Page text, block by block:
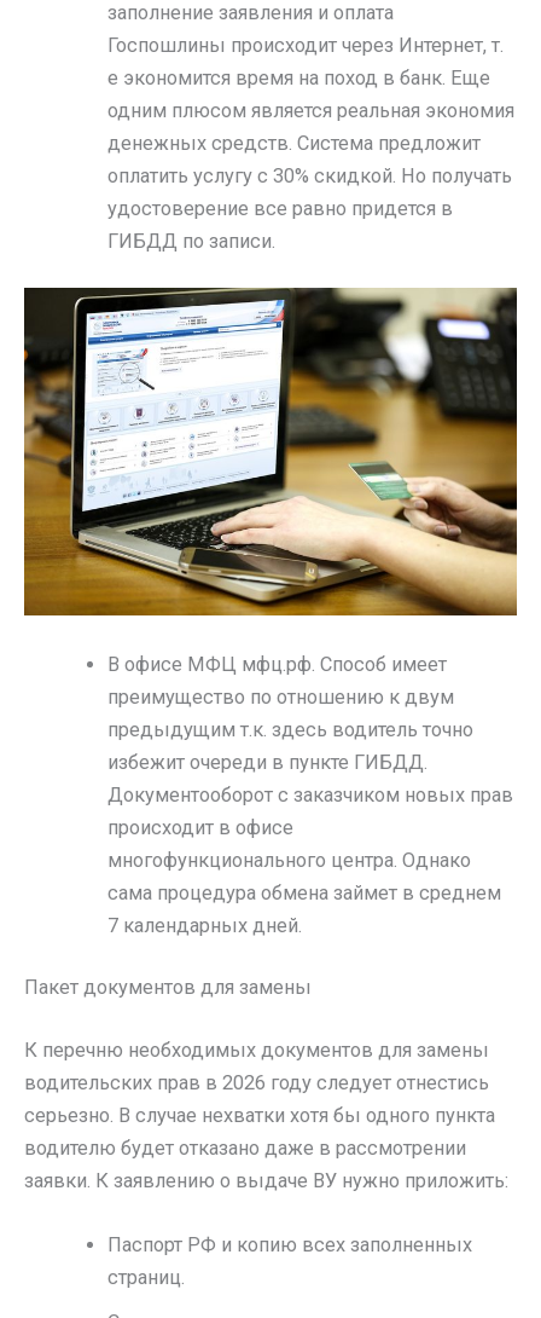
заполнение заявления и оплата
Госпошлины происходит через Интернет, т.
е экономится время на поход в банк. Еще
одним плюсом является реальная экономия
денежных средств. Система предложит
оплатить услугу с 30% скидкой. Но получать
удостоверение все равно придется в
ГИБДД по записи.
В офисе МФЦ мфц.рф. Способ имеет
преимущество по отношению к двум
предыдущим т.к. здесь водитель точно
избежит очереди в пункте ГИБДД.
Документооборот с заказчиком новых прав
происходит в офисе
многофункционального центра. Однако
сама процедура обмена займет в среднем
7 календарных дней.
Пакет документов для замены
К перечню необходимых документов для замены
водительских прав в 2026 году следует отнестись
серьезно. В случае нехватки хотя бы одного пункта
водителю будет отказано даже в рассмотрении
заявки. К заявлению о выдаче ВУ нужно приложить:
Паспорт РФ и копию всех заполненных
страниц.